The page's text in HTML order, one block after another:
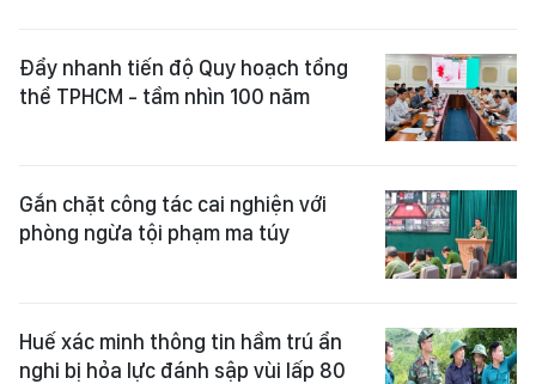
Đẩy nhanh tiến độ Quy hoạch tổng
thể TPHCM - tầm nhìn 100 năm
Gắn chặt công tác cai nghiện với
phòng ngừa tội phạm ma túy
Huế xác minh thông tin hầm trú ẩn
nghi bị hỏa lực đánh sập vùi lấp 80